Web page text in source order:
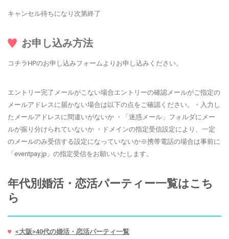
キャンセル待ちになり次第終了
お申し込み方法
コチラHPのお申し込みフォームよりお申し込みください。
エントリー完了メールがこない場合エントリーの確認メールがご指定の
メールアドレスに届かない場合は以下の点をご確認ください。・入力し
たメールアドレスに間違いがないか ・「迷惑メール」フォルダにメー
ルが振り分けられていないか ・ドメインの指定受信設定により、一定
のメールのみ受信する設定になっていないか※携帯電話の場合は事前に
「eventpay.jp」の指定受信をお願いいたします。
年代別婚活・恋活パーティー一覧はこち
ら
<大阪>40代の婚活・恋活パーティ一覧